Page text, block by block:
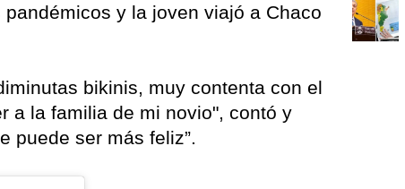
y la joven viajó a Chaco
bikinis, muy contenta con el
a la familia de mi novio", contó y
puede ser más feliz”.